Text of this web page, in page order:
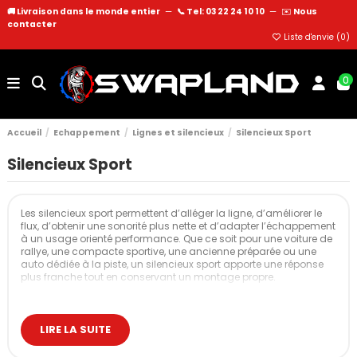
🚚 Livraison dans le monde entier — 📞 Tel: 03 22 24 10 10 — ✉️ Nous
contacter
Liste d'envie (0)
0
Accueil Echappement Lignes et silencieux Silencieux Sport
Silencieux Sport
Les silencieux sport permettent d’alléger la ligne, d’améliorer le
flux, d’obtenir une sonorité plus nette et d’adapter l’échappement
à un usage orienté performance. Que ce soit pour une voiture de
rallye, une compacte sportive, une ancienne préparée ou une
auto dédiée à la piste, un silencieux sport apporte une réponse
plus franche tout en conservant un montage propre.
étudiée et un ajustement précis pour chaque véhicule.
Nos silencieux sport
LIRE LA SUITE